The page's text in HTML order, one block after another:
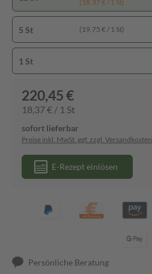
(18,37 € / 1 St)
5 St (19,75 € / 1 St)
1 St
220,45 €
18,37 € / 1 St
sofort lieferbar
Preise inkl. MwSt. ggf. zzgl. Versandkosten
E-Rezept einlösen
Persönliche Beratung